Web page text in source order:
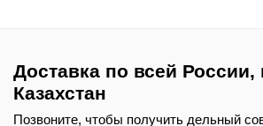
Доставка по всей России,
Казахстан
Позвоните, чтобы получить дельный